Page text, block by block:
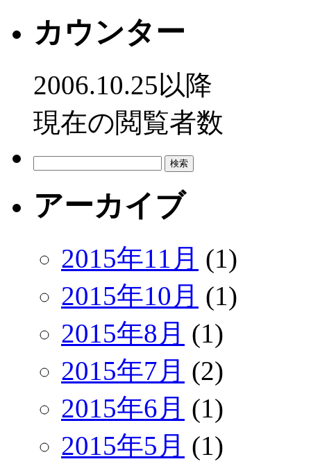
カウンター
2006.10.25以降
現在の閲覧者数
アーカイブ
2015年11月 (1)
2015年10月 (1)
2015年8月 (1)
2015年7月 (2)
2015年6月 (1)
2015年5月 (1)